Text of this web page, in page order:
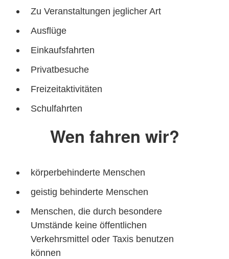
Zu Veranstaltungen jeglicher Art
Ausflüge
Einkaufsfahrten
Privatbesuche
Freizeitaktivitäten
Schulfahrten
Wen fahren wir?
körperbehinderte Menschen
geistig behinderte Menschen
Menschen, die durch besondere
Umstände keine öffentlichen
Verkehrsmittel oder Taxis benutzen
können